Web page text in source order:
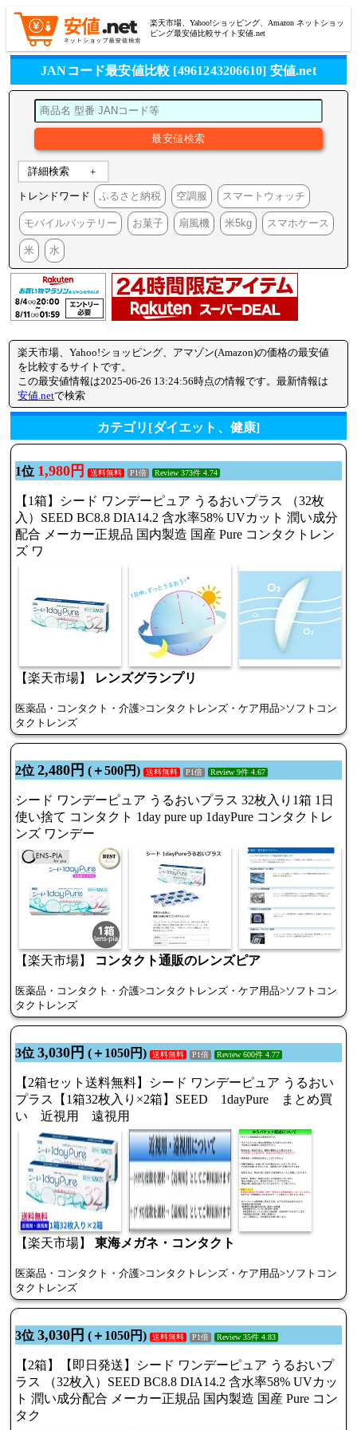
楽天市場、Yahoo!ショッピング、Amazon ネットショッ
ピング最安値比較サイト安値.net
JANコード最安値比較 [4961243206610] 安値.net
詳細検索
トレンドワード ふるさと納税 空調服 スマートウォッチ
モバイルバッテリー お菓子 扇風機 米5kg スマホケース
米 水
楽天市場、Yahoo!ショッピング、アマゾン(Amazon)の価格の最安値
を比較するサイトです。
この最安値情報は2025-06-26 13:24:56時点の情報です。最新情報は
安値.netで検索
カテゴリ[ダイエット、健康]
1位 1,980円 送料無料 P1倍 Review 373件 4.74
【1箱】シード ワンデーピュア うるおいプラス （32枚
入）SEED BC8.8 DIA14.2 含水率58% UVカット 潤い成分
配合 メーカー正規品 国内製造 国産 Pure コンタクトレン
ズ ワ
【楽天市場】 レンズグランプリ
医薬品・コンタクト・介護>コンタクトレンズ・ケア用品>ソフトコン
タクトレンズ
2位 2,480円 (＋500円) 送料無料 P1倍 Review 9件 4.67
シード ワンデーピュア うるおいプラス 32枚入り1箱 1日
使い捨て コンタクト 1day pure up 1dayPure コンタクトレ
ンズ ワンデー
【楽天市場】 コンタクト通販のレンズピア
医薬品・コンタクト・介護>コンタクトレンズ・ケア用品>ソフトコン
タクトレンズ
3位 3,030円 (＋1050円) 送料無料 P1倍 Review 600件 4.77
【2箱セット送料無料】シード ワンデーピュア うるおい
プラス【1箱32枚入り×2箱】SEED 1dayPure まとめ買
い 近視用 遠視用
【楽天市場】 東海メガネ・コンタクト
医薬品・コンタクト・介護>コンタクトレンズ・ケア用品>ソフトコン
タクトレンズ
3位 3,030円 (＋1050円) 送料無料 P1倍 Review 35件 4.83
【2箱】【即日発送】シード ワンデーピュア うるおいプ
ラス （32枚入）SEED BC8.8 DIA14.2 含水率58% UVカッ
ト 潤い成分配合 メーカー正規品 国内製造 国産 Pure コン
タク